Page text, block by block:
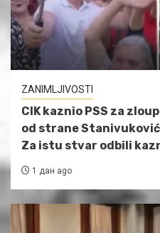
ZANIMLJIVOSTI
CIK kaznio PSS za
od strane
Za istu stvar odbili
1 дан ago